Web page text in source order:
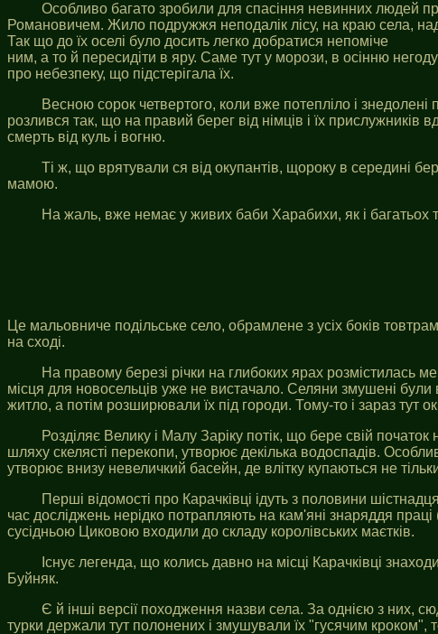
Особливо багато зробили для спасіння невинних людей
Романовичем. Жило подружжя неподалік лісу, на краю села,
Так що до їх оселі було досить легко добратися непоміче
ним, а то й пересидіти в яру. Саме тут у морози, в осінню
про небезпеку, що підстерігала їх.
Весною сорок четвертого, коли вже потепліло і
розлився так, що на правий берег від німців і їх
смерть від куль і вогню.
Ті ж, що врятували ся від окупантів, щороку в середині
мамою.
На жаль, вже немає у живих баби Харабихи, як і багатьох
Це мальовниче подільське село, обрамлене з усіх боків
на сході.
На правому березі річки на глибоких ярах розмістилась
місця для новосельців уже не вистачало. Селяни змушені
житло, а потім розширювали їх під городи. Тому-то і зараз тут
Розділяє Велику і Малу Заріку потік, що бере свій
шляху скелясті перекопи, утворює декілька водоспадів.
утворює внизу невеличкий басейн, де влітку купаються не
Перші відомості про Карачківці ідуть з половини
час досліджень нерідко потрапляють на кам'яні знаряддя
сусідньою Циковою входили до складу королівських маєтків.
Існує легенда, що колись давно на місці Карачківці
Буйняк.
Є й інші версії походження назви села. За однією з них,
турки держали тут полонених і змушували їх "гусячим кроком",